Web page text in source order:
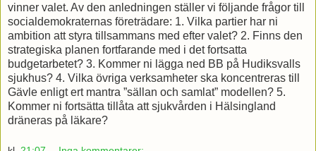
vinner valet. Av den anledningen ställer vi följande frågor till
socialdemokraternas företrädare: 1. Vilka partier har ni
ambition att styra tillsammans med efter valet? 2. Finns den
strategiska planen fortfarande med i det fortsatta
budgetarbetet? 3. Kommer ni lägga ned BB på Hudiksvalls
sjukhus? 4. Vilka övriga verksamheter ska koncentreras till
Gävle enligt ert mantra ”sällan och samlat” modellen? 5.
Kommer ni fortsätta tillåta att sjukvården i Hälsingland
dräneras på läkare?